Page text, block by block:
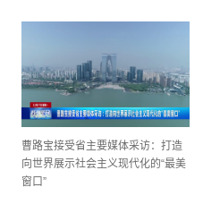
曹路宝接受省主要媒体采访：打造
向世界展示社会主义现代化的“最美
窗口”